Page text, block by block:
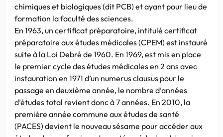
chimiques et biologiques (dit PCB) et ayant pour lieu de
formation la faculté des sciences.
En 1963, un certificat préparatoire, intitulé certificat
préparatoire aux études médicales (CPEM) est instauré
suite à la Loi Debré de 1960. En 1969, est mis en place
le premier cycle des études médicales en 2 ans avec
instauration en 1971 d’un numerus clausus pour le
passage en deuxième année, le nombre d’années
d’études total revient donc à 7 années. En 2010, la
première année commune aux études de santé
(PACES) devient le nouveau sésame pour accéder aux